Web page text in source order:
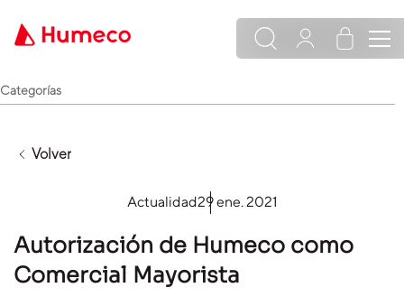
Categorías
Volver
Actualidad29 ene. 2021
Autorización de Humeco como
Comercial Mayorista